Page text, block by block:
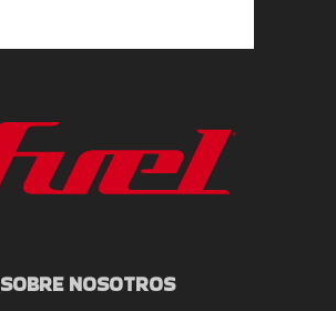
SOBRE NOSOTROS